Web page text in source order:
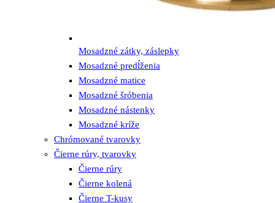
Mosadzné zátky, záslepky
Mosadzné predĺženia
Mosadzné matice
Mosadzné šróbenia
Mosadzné nástenky
Mosadzné kríže
Chrómované tvarovky
Čierne rúry, tvarovky
Čierne rúry
Čierne kolená
Čierne T-kusy